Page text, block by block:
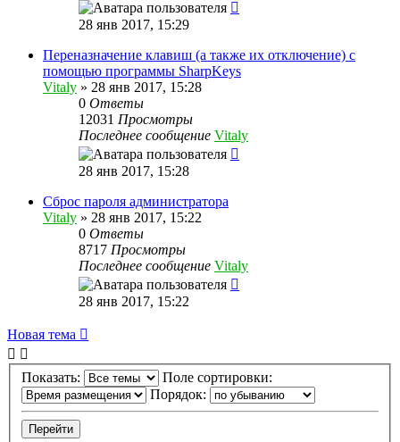
28 янв 2017, 15:29
Переназначение клавиш (а также их отключение) с
помощью программы SharpKeys
Vitaly » 28 янв 2017, 15:28
0 Ответы
12031 Просмотры
Последнее сообщение Vitaly
28 янв 2017, 15:28
Сброс пароля администратора
Vitaly » 28 янв 2017, 15:22
0 Ответы
8717 Просмотры
Последнее сообщение Vitaly
28 янв 2017, 15:22
Новая тема
Показать:
Поле сортировки:
Порядок: